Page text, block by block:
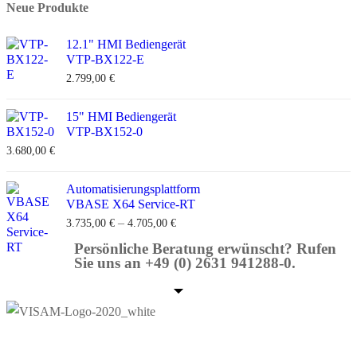
Neue Produkte
12.1" HMI Bediengerät
VTP-BX122-E
2.799,00 €
15" HMI Bediengerät
VTP-BX152-0
3.680,00 €
Automatisierungsplattform
VBASE X64 Service-RT
3.735,00 € – 4.705,00 €
Persönliche Beratung erwünscht? Rufen
Sie uns an +49 (0) 2631 941288-0.